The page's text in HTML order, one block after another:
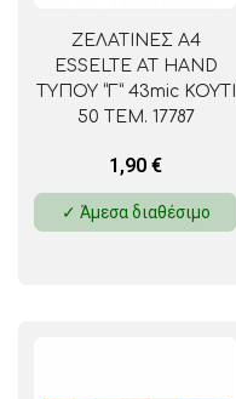
ΖΕΛΑΤΙΝΕΣ Α4
ESSELTE AT HAND
ΤΥΠΟΥ “Γ” 43mic ΚΟΥΤΙ
50 ΤΕΜ. 17787
1,90 €
✓ Άμεσα διαθέσιμο